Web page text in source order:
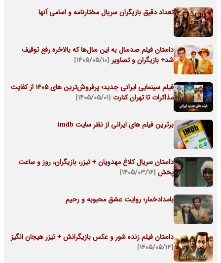
تعداد دقیق بازیگران سریال مختارنامه و اسامی آنها
داستان فیلم صدسال به این سال‌ها که بالاخره رفع توقیف
شد+ بازیگران و تصاویر [۱۴۰۵/۰۵/۱۰]
فیلم سینمایی ایرانی جدید؛ پرفروش‌ترین های ۱۴۰۵ از کفایت
مذاکرات تا تهران کنارت [۱۴۰۵/۰۵/۰۱]
برترین فیلم های ایرانی از نظر سایت imdb
داستان سریال کلاغ مهدویان + تیزر، بازیگران، روز و ساعت
پخش [۱۴۰۵/۰۳/۱۶]
بامدادخمار؛ روایت عشق محبوبه و رحیم
داستان فیلم زنده شور و عکس بازیگرانش + تیزر هیجان انگیز
[۱۴۰۵/۰۵/۱۴]